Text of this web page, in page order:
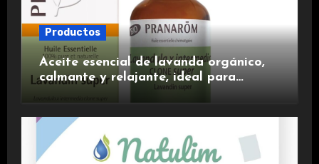
Productos
Aceite esencial de lavanda orgánico,
calmante y relajante, ideal para